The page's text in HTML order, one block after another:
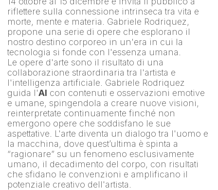
riflettere sulla connessione intrinseca tra vita e
morte, mente e materia. Gabriele Rodriquez,
propone una serie di opere che esplorano il
nostro destino corporeo in un'era in cui la
tecnologia si fonde con l'essenza umana.
Le opere d'arte sono il risultato di una
collaborazione straordinaria tra l'artista e
l'intelligenza artificiale. Gabriele Rodriquez
guida l'AI con contenuti e osservazioni emotive
e umane, spingendola a creare nuove visioni,
reinterpretate continuamente finché non
emergono opere che soddisfano le sue
aspettative. L'arte diventa un dialogo tra l'uomo e
la macchina, dove quest’ultima è spinta a
“ragionare” su un fenomeno esclusivamente
umano, il decadimento del corpo, con risultati
che sfidano le convenzioni e amplificano il
potenziale creativo dell'artista.